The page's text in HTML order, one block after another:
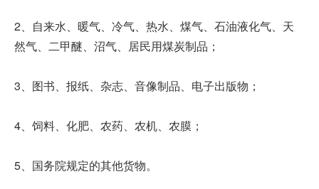
2、自来水、暖气、冷气、热水、煤气、石油液化气、天
然气、二甲醚、沼气、居民用煤炭制品；
3、图书、报纸、杂志、音像制品、电子出版物；
4、饲料、化肥、农药、农机、农膜；
5、国务院规定的其他货物。